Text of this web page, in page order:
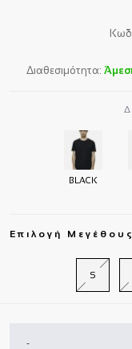
Διαθεσιμότητα:
BLACK
Επιλογή
S
-